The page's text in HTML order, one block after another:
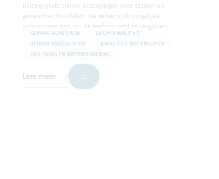
belangrijkste milieu-uitdagingen voor steden en
gemeenten bundelen. We reiken ook mogelijke
oplossingen aan om de leefbaarheid te vergroten.
KLIMAATADAPTATIE
LUCHTKWALITEIT
BEHEER WATERLOPEN
KWALITEIT WATERLOPEN
RIOLERING EN WATERZUIVERING
Lees meer